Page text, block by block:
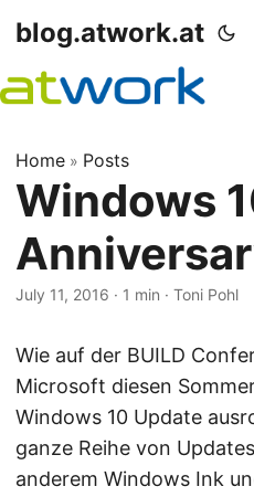
blog.atwork.at
Home » Posts
Windows
July 11, 2016 · 1 min · Toni Pohl
Wie auf der BUILD
Microsoft diesen
Windows 10 Update
ganze Reihe von
anderem Windows Ink